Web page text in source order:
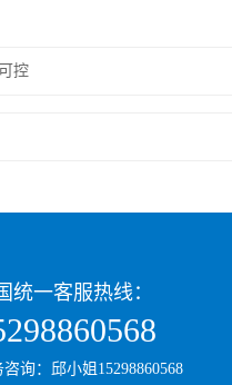
控
统一客服热线：
咨询：邱小姐15298860568